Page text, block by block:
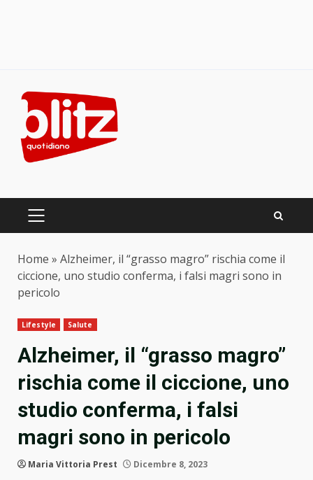
content
PRIMARY
Home » Alzheimer, il “grasso magro” rischia come il
ciccione, uno studio conferma, i falsi magri sono in
pericolo
Lifestyle Salute
Alzheimer, il “grasso magro”
rischia come il ciccione, uno
studio conferma, i falsi
magri sono in pericolo
Maria Vittoria Prest Dicembre 8, 2023